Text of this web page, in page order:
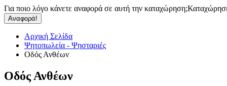
Για ποιο λόγο κάνετε αναφορά σε αυτή την καταχώρηση;
Αναφορά!
Αρχική Σελίδα
Ψητοπωλεία - Ψησταριές
Οδός Ανθέων
Οδός Ανθέων